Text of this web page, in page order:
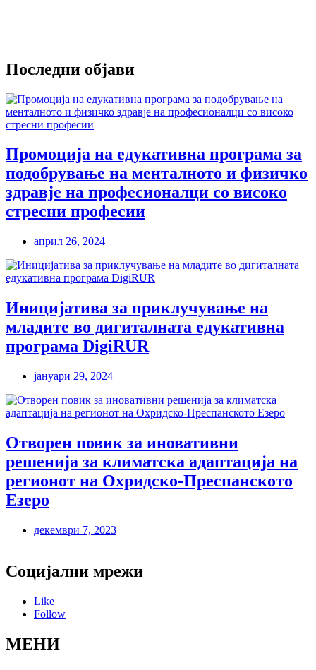
Последни објави
Промоција на едукативна програма за
подобрување на менталното и физичко
здравје на професионалци со високо
стресни професии
април 26, 2024
Иницијатива за приклучување на
младите во дигиталната едукативна
програма DigiRUR
јануари 29, 2024
Отворен повик за иновативни
решенија за климатска адаптација на
регионот на Охридско-Преспанското
Езеро
декември 7, 2023
Социјални мрежи
Like
Follow
МЕНИ